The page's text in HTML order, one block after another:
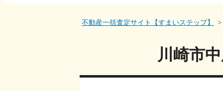
不動産一括査定サイト【すまいステップ】
川崎市